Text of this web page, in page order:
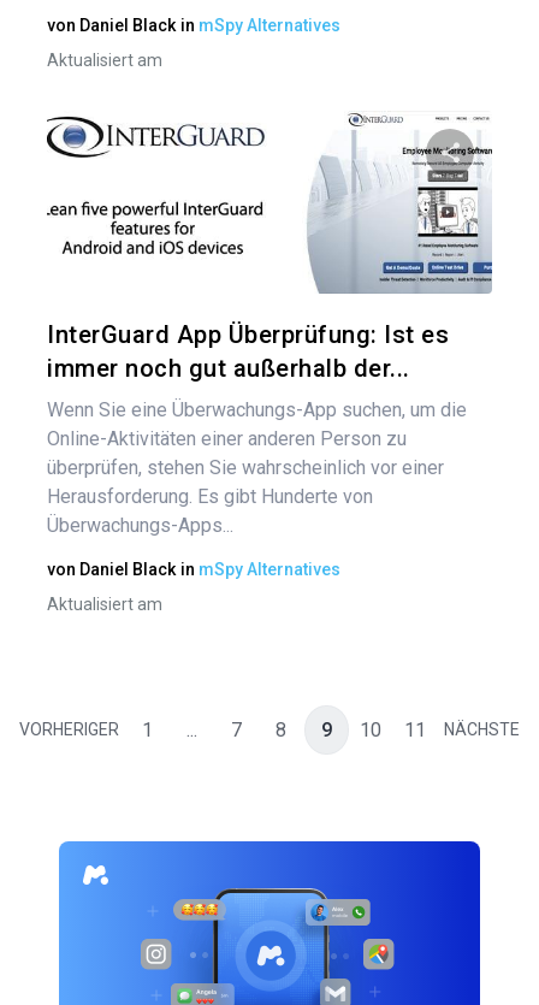
von Daniel Black in mSpy Alternatives
Aktualisiert am
Diesen
InterGuard App Überprüfung: Ist es
immer noch gut außerhalb der...
Wenn Sie eine Überwachungs-App suchen, um die
Online-Aktivitäten einer anderen Person zu
überprüfen, stehen Sie wahrscheinlich vor einer
Herausforderung. Es gibt Hunderte von
Überwachungs-Apps...
von Daniel Black in mSpy Alternatives
Aktualisiert am
VORHERIGER 1 ... 7 8 9 10 11 NÄCHSTE